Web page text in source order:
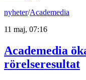
nyheter/Academedia
11 maj, 07:16
Academedia
rörelseresultat